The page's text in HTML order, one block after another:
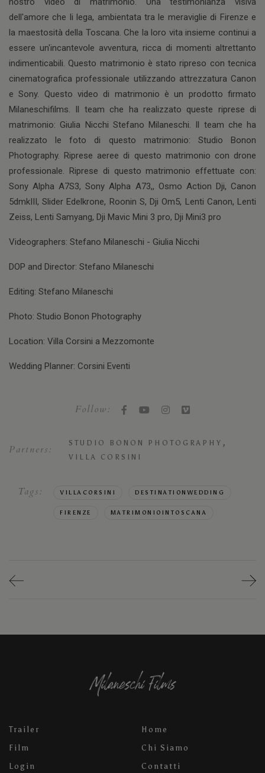
dell'amore che li lega, ambientata tra le meraviglie di Firenze e
la maestosità della Toscana. Che la loro vita insieme continui a
essere un'incantevole avventura, ricca di momenti altrettanto
indimenticabili. Questo matrimonio è stato ripreso con tecnica
cinematografica professionale utilizzando attrezzatura Canon
e Sony. Questo video di matrimonio è un prodotto firmato
Milaneschifilms. Il team che ha realizzato queste riprese di
matrimonio: Giulia Nicchi Stefano Milaneschi. Il team che ha
realizzato le foto di questo matrimonio: Studio Bonon
Photography. Riprese aeree di questo matrimonio con drone
professionale. Riprese di questo matrimonio effettuate con:
Sony Alpha A7S3, Sony Alpha A73,, Osmo Action Dji, Canon
5dmkIII, Slider Edelkrone, Roonin S, Dji Om5, Lenti Canon, Lenti
Zeiss, Lenti Samyang, Dji Mavic Mini 3 pro, Dji Mini3 pro
Videographers: Stefano Milaneschi - Giulia Nicchi
DOP and Director: Stefano Milaneschi
Editing: Stefano Milaneschi
Photo: Studio Bonon Photography
Location: Villa Corsini a Mezzomonte
Wedding Planner: Corsini Eventi
Follow:
Partners: STUDIO BONON PHOTOGRAPHY ,
VILLA CORSINI
Tags: VILLACORSINI DESTINATIONWEDDING
FIRENZE MATRIMONIOINTOSCANA
Trailer
Film
Login
Home
Chi Siamo
Contatti